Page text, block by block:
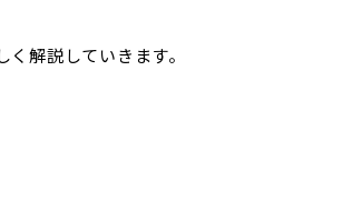
解説していきます。